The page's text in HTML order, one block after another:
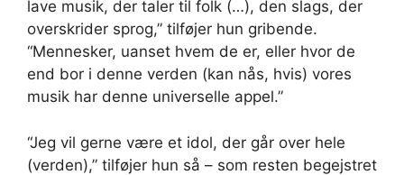
lave musik, der taler til folk (…), den slags, der
overskrider sprog,” tilføjer hun gribende.
“Mennesker, uanset hvem de er, eller hvor de
end bor i denne verden (kan nås, hvis) vores
musik har denne universelle appel.”
“Jeg vil gerne være et idol, der går over hele
(verden),” tilføjer hun så – som resten begejstret